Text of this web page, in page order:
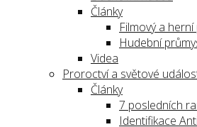
Články
Filmový a
Hudební
Videa
Proroctví a světové
Články
7 posledních
Identifikace